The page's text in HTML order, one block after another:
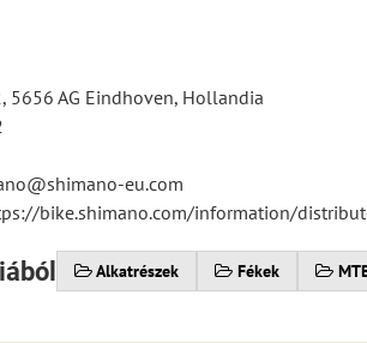
5656 AG Eindhoven, Hollandia
eu.com
bike.shimano.com/information/
Alkatrészek Fékek